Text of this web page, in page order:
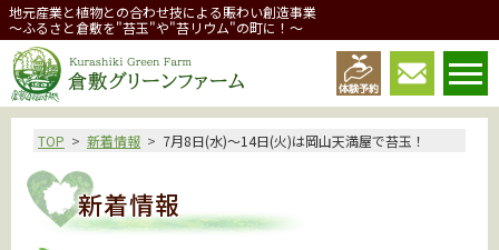
地元産業と植物との合わせ技による賑わい創造事業
～ふるさと倉敷を"苔玉"や"苔リウム"の町に！～
倉敷グリーンファーム
TOP 新着情報 7月8日(水)～14日(火)は岡山天満屋で苔玉！
新着情報